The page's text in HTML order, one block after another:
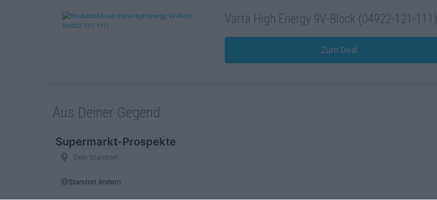
Varta High Energy 9V-Block (04922-121-111)
Zum Deal
Aus Deiner Gegend